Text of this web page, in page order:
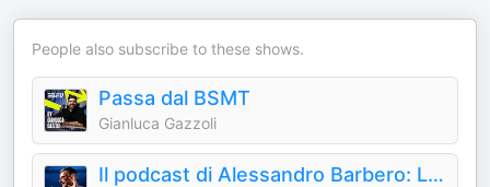
People also subscribe to these shows.
Passa dal BSMT
Gianluca Gazzoli
Il podcast di Alessandro Barbero: Lezioni e Conferenze di Storia